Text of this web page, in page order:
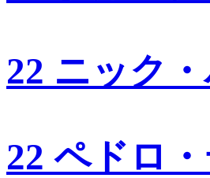
22 ニック
22 ペドロ